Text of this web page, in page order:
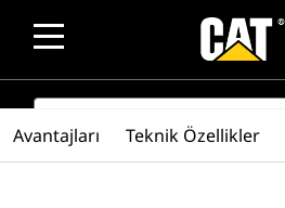
SEARCH
Avantajları Teknik Özellikler